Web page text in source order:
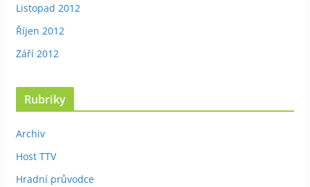
Listopad 2012
Říjen 2012
Září 2012
Rubriky
Archiv
Host TTV
Hradní průvodce